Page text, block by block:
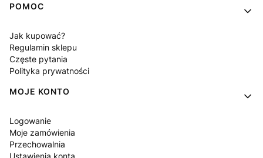
POMOC
Jak kupować?
Regulamin sklepu
Częste pytania
Polityka prywatności
MOJE KONTO
Logowanie
Moje zamówienia
Przechowalnia